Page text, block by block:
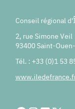
Conseil régional
2, rue Simone Veil
93400 Saint-
Tél. : +33 (0)1 53